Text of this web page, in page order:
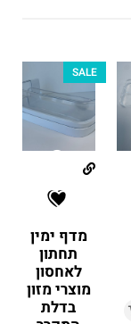
SALE
מדף ימין
תחתון
לאחסון
מוצרי מזון
בדלת